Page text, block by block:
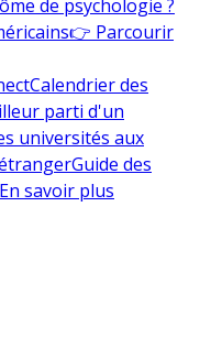
de psychologie ?
👉 Parcourir
Calendrier des
parti d'un
universités aux
Guide des
En savoir plus